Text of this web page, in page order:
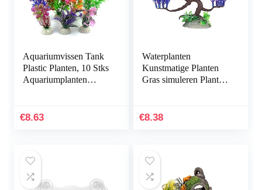
Aquariumvissen Tank
Plastic Planten, 10 Stks
Aquariumplanten
Kunstplanten
€8.63
Waterplanten
Kunstmatige Planten
Gras simuleren Planten
Aquarium Groen
€8.38